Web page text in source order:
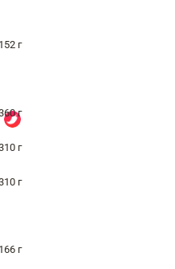
152 г
г
г
г
166 г